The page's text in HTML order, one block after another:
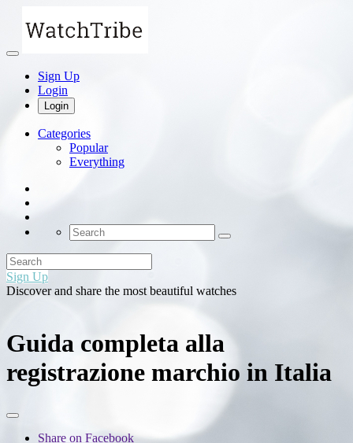
Sign Up
Login
Login
Categories
Popular
Everything
Sign Up
Discover and share the most beautiful watches
Guida completa alla
registrazione marchio in Italia
Share on Facebook